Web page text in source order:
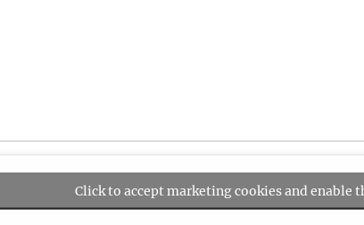
Click to accept marketing cookies and enable